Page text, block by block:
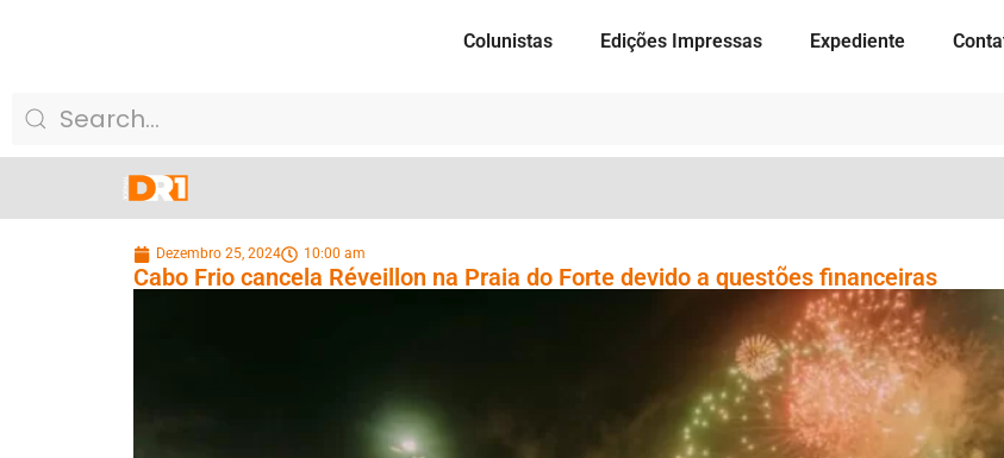
Colunistas Edições Impressas Expediente
Dezembro 25, 2024 10:00 am
Cabo Frio cancela Réveillon na Praia do Forte devido a questões financeiras